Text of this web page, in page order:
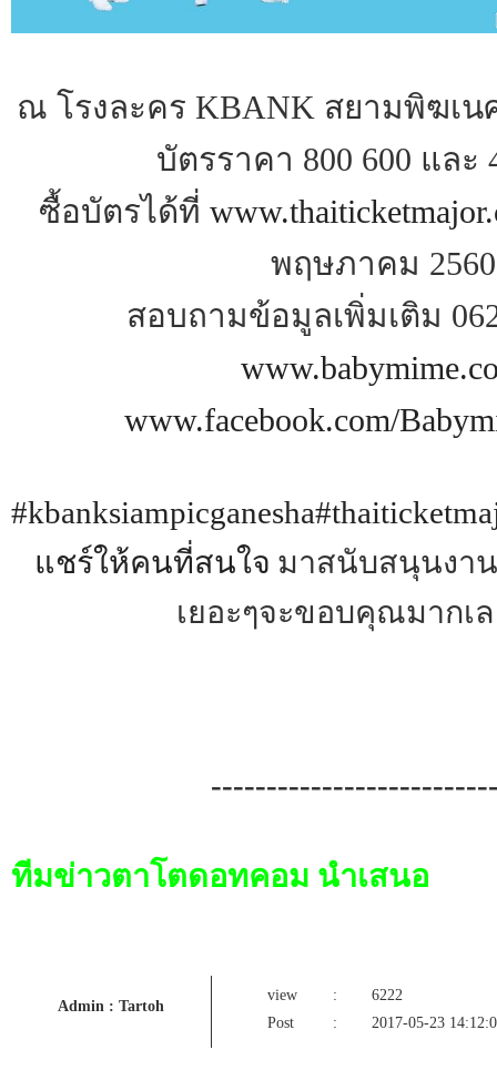
ณ โรงละคร KBANK สยามพิฆเน
บัตรราคา 800 600 และ
ซื้อบัตรได้ที่
พฤษภาคม 2560
สอบถามข้อมูลเพิ่มเติม
www.facebook.com/
#kbanksiampicganesha
แชร์ให้คนที่สนใจ มาสนับสนุนงา
เยอะๆจะขอบคุณมากเ
ทีมข่าวตาโตดอทคอม นำเสนอ
Admin : Tartoh
view :
6222
Post
: 2017-05-23